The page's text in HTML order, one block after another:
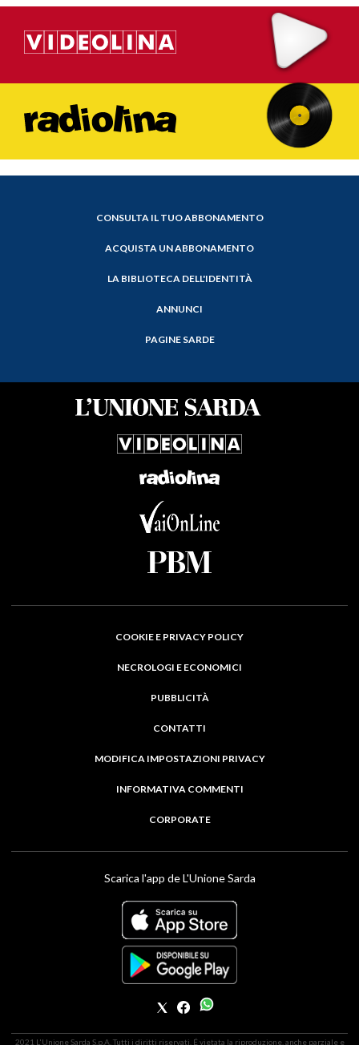
CONSULTA IL TUO ABBONAMENTO
ACQUISTA UN ABBONAMENTO
LA BIBLIOTECA DELL'IDENTITÀ
ANNUNCI
PAGINE SARDE
COOKIE E PRIVACY POLICY
NECROLOGI E ECONOMICI
PUBBLICITÀ
CONTATTI
MODIFICA IMPOSTAZIONI PRIVACY
INFORMATIVA COMMENTI
CORPORATE
Scarica l'app de L'Unione Sarda
2021 L'Unione Sarda S.p.A. Tutti i diritti riservati. É vietata la riproduzione, anche parziale e